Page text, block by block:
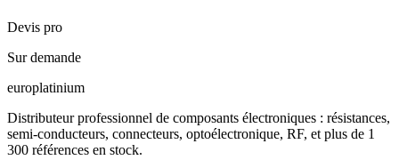
Devis pro
Sur demande
europlatinium
Distributeur professionnel de composants électroniques : résistances,
semi-conducteurs, connecteurs, optoélectronique, RF, et plus de 1
300 références en stock.